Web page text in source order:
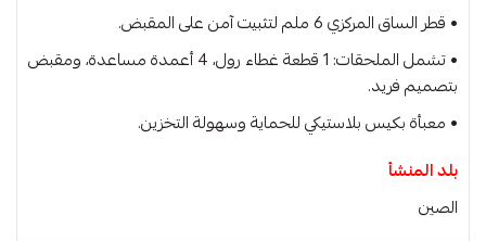
• قطر الساق المركزي 6 ملم لتثبيت آمن على المقبض.
• تشمل الملحقات: 1 قطعة غطاء رول، 4 أعمدة مساعدة، ومقبض
بتصميم فريد.
• معبأة بكيس بلاستيكي للحماية وسهولة التخزين.
بلد المنشأ
الصين